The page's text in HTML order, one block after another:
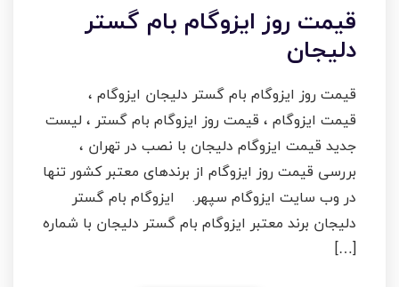
قیمت روز ایزوگام بام گستر
دلیجان
قیمت روز ایزوگام بام گستر دلیجان ایزوگام ،
قیمت ایزوگام ، قیمت روز ایزوگام بام گستر ، لیست
جدید قیمت ایزوگام دلیجان با نصب در تهران ،
بررسی قیمت روز ایزوگام از برندهای معتبر کشور تنها
در وب سایت ایزوگام سپهر. ایزوگام بام گستر
دلیجان برند معتبر ایزوگام بام گستر دلیجان با شماره
[…]